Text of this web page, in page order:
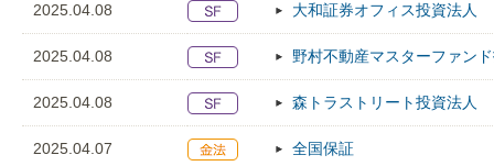
2025.04.08 大和証券オフィス投資法人
2025.04.08 野村不動産マスターファン
2025.04.08 森トラストリート投資法人
2025.04.07 全国保証